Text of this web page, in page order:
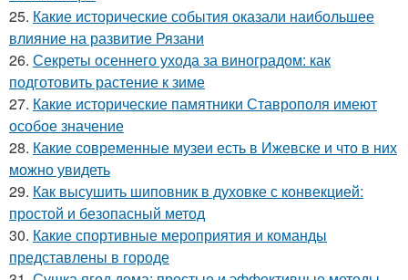
25. Какие исторические события оказали наибольшее
влияние на развитие Рязани
26. Секреты осеннего ухода за виноградом: как
подготовить растение к зиме
27. Какие исторические памятники Ставрополя имеют
особое значение
28. Какие современные музеи есть в Ижевске и что в них
можно увидеть
29. Как высушить шиповник в духовке с конвекцией:
простой и безопасный метод
30. Какие спортивные мероприятия и команды
представлены в городе